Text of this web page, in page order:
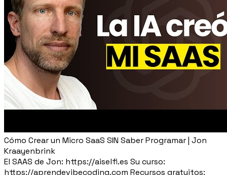
Cómo Crear un Micro SaaS SIN Saber Programar | Jon
Kraayenbrink
El SAAS de Jon: https://aiselfi.es Su curso:
https://aprendevibecoding.com Recursos gratuitos: